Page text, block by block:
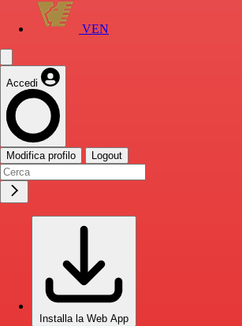
VEN
Accedi
Modifica profilo Logout
Installa la Web App